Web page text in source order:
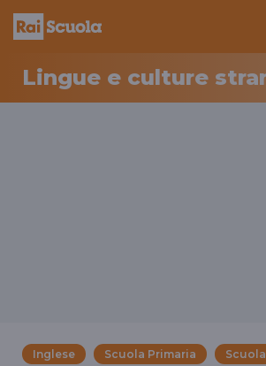
Lingue e culture
Inglese Scuola Primaria